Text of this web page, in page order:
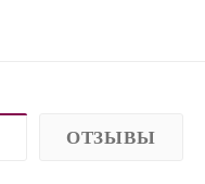
ОТЗЫВЫ